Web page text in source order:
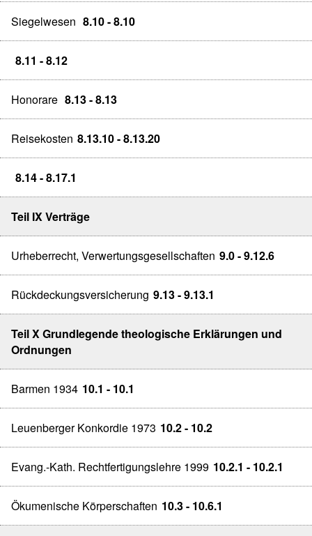
Siegelwesen 8.10 - 8.10
8.11 - 8.12
Honorare 8.13 - 8.13
Reisekosten 8.13.10 - 8.13.20
8.14 - 8.17.1
Teil IX Verträge
Urheberrecht, Verwertungsgesellschaften 9.0 - 9.12.6
Rückdeckungsversicherung 9.13 - 9.13.1
Teil X Grundlegende theologische Erklärungen und
Ordnungen
Barmen 1934 10.1 - 10.1
Leuenberger Konkordie 1973 10.2 - 10.2
Evang.-Kath. Rechtfertigungslehre 1999 10.2.1 - 10.2.1
Ökumenische Körperschaften 10.3 - 10.6.1